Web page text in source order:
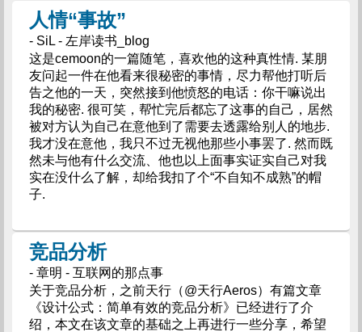
人情“事故”
- SiL - 左岸读书_blog
这是cemoon的一篇随笔，喜欢他的这种真性情. 某朋
友问起一件在他看来很秘密的事情，尽力帮他打听后
告之他的一天，突然接到他愤怒的电话：你干嘛说出
我的秘密. 很可笑，帮忙完后都忘了这事的自己，居然
被对方认为自己在意他到了需要去透露给别人的地步.
我才没在意他，我只不过无视他那些小事罢了. 然而既
然未与他有什么交流、他也以上面事实证实自己对我
实在没什么了解，却给我扣了个“不自知不成熟”的帽
子.
竞品分析
- 章明 - 互联网的那点事
关于竞品分析，之前天行（@天行Aeros）有篇文章
《设计公式：简单有效的竞品分析》已经进行了介
绍，本文在该文章的基础之上再进行一些分享，希望